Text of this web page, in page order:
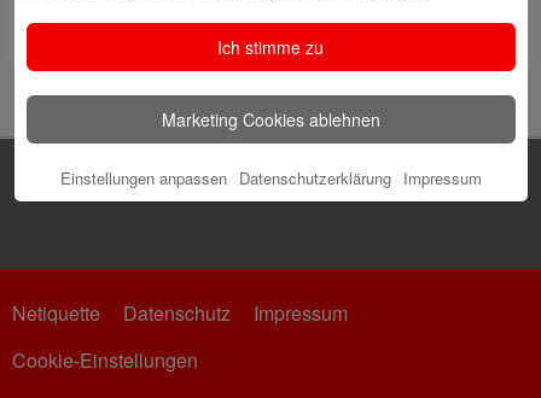
Netiquette Datenschutz
Impressum
Cookie-Einstellungen
Ich stimme zu
Marketing Cookies ablehnen
Einstellungen anpassen Datenschutzerklärung Impressum